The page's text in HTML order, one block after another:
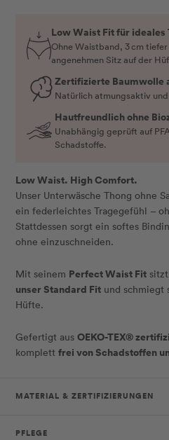
Low Waist Fit für ideales
Ohne Waistband, 3 cm
angenehmen Sitz auf der
Zertifizierte Baumwolle
Natürlich atmungsaktiv
Hautfreundlich ohne
Unabhängig geprüft auf
Schadstoffe.
Low Waist. High Comfort.
Unser Unterwäsche Thong ohne
ein federleichtes Tragegefühl –
Stattdessen sorgt ein softes
ohne einzuschneiden.
Mit seinem Perfect Waist Fit
unser Standard Fit und schmiegt
Hüfte.
Gefertigt aus OEKO-TEX®
komplett frei von Schadstoffen
MATERIAL & ZERTIFIZIERUNGEN
PFLEGE